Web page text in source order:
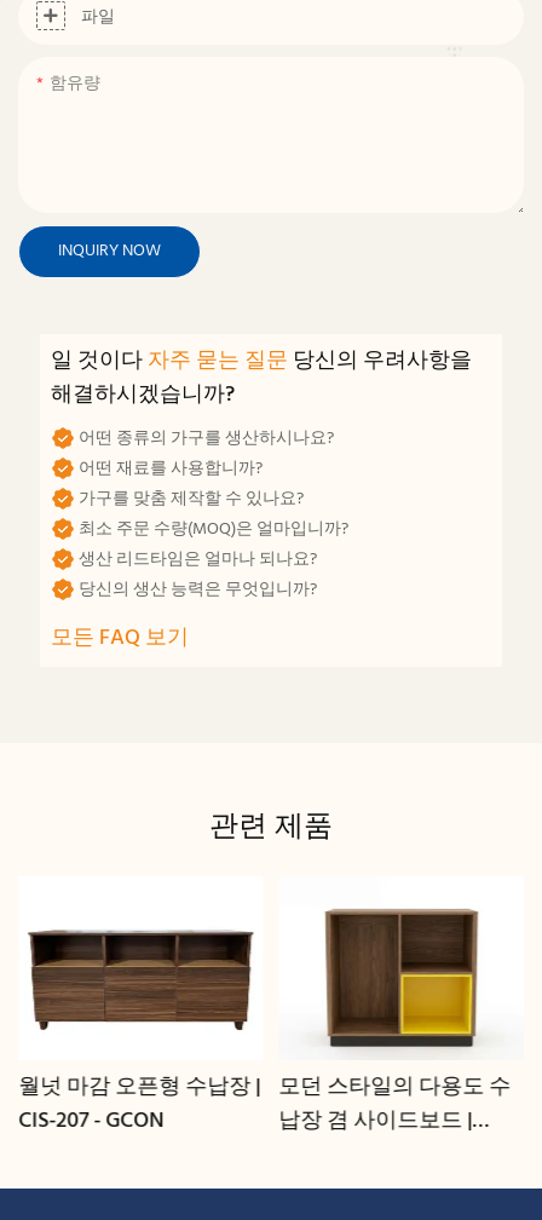
파일
함유량
INQUIRY NOW
일 것이다자주 묻는 질문 당신의 우려사항을
해결하시겠습니까?
어떤 종류의 가구를 생산하시나요?
어떤 재료를 사용합니까?
가구를 맞춤 제작할 수 있나요?
최소 주문 수량(MOQ)은 얼마입니까?
생산 리드타임은 얼마나 되나요?
당신의 생산 능력은 무엇입니까?
모든 FAQ 보기
관련 제품
월넛 마감 오픈형 수납장 |
CIS-207 - GCON
모던 스타일의 다용도 수
납장 겸 사이드보드 |